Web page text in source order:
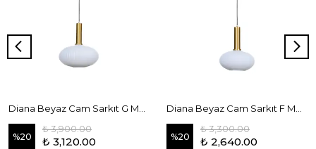
%20
₺ 3,900.00
₺ 3,120.00 %20
₺ 3,300.00
₺ 2,640.00